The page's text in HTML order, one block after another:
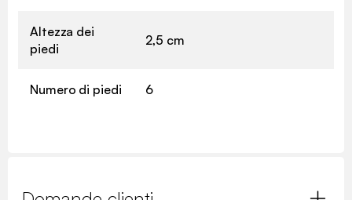
Altezza dei
piedi
2,5 cm
Numero di piedi 6